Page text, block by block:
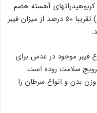
آهسته هضم
شده است و یک فنجان (۲۴۰ میلی لیتر) تقریبا ۵۰ درصد از میزان فیبر
موجود در عدس برای
سلامت روده است.
بدن و انواع سرطان را